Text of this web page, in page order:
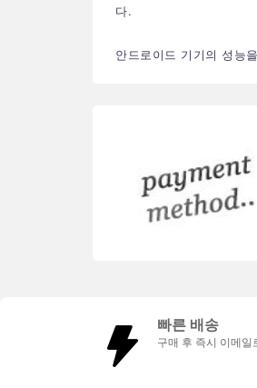
다.
안드로이드 기기의 성능
빠른 배송
구매 후 즉시 이메